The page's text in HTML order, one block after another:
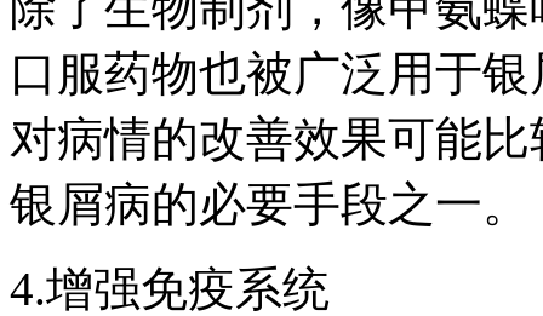
口服药物也被广泛用于
对病情的改善效果可能
银屑病的必要手段之一。
4.增强免疫系统